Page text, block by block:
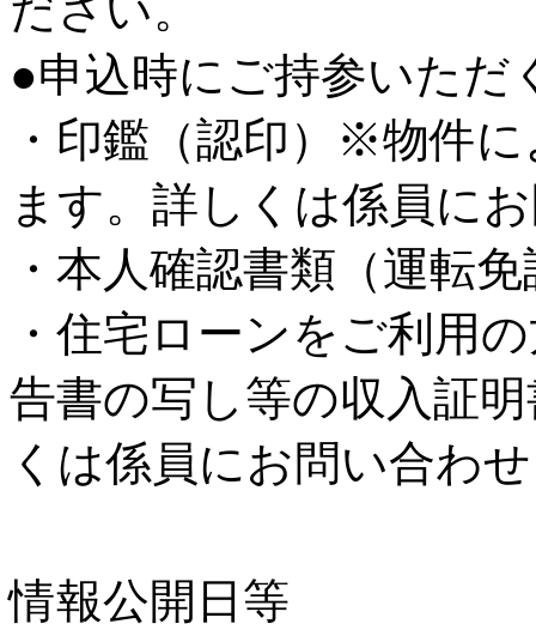
●申込時にご持参いただ
・印鑑（認印）※物件
ます。詳しくは係員に
・本人確認書類（運転
・住宅ローンをご利用
告書の写し等の収入証
くは係員にお問い合わ
情報公開日等